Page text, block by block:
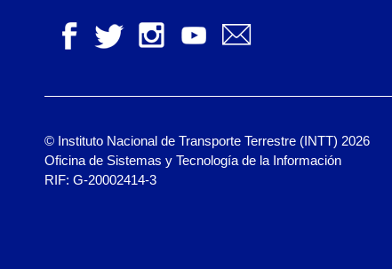
© Instituto Nacional de Transporte Terrestre (INTT) 2026
Oficina de Sistemas y Tecnología de la Información
RIF: G-20002414-3